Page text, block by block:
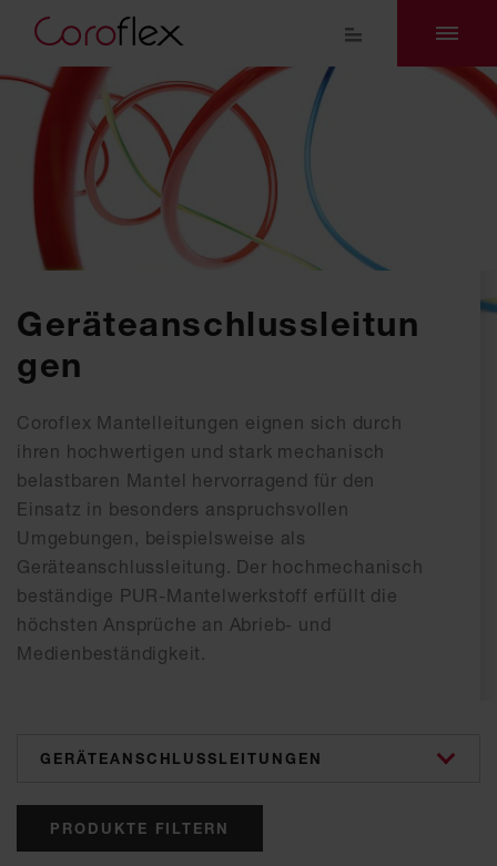
Geräteanschlussleitun
gen
Coroflex Mantelleitungen eignen sich durch
ihren hochwertigen und stark mechanisch
belastbaren Mantel hervorragend für den
Einsatz in besonders anspruchsvollen
Umgebungen, beispielsweise als
Geräteanschlussleitung. Der hochmechanisch
beständige PUR-Mantelwerkstoff erfüllt die
höchsten Ansprüche an Abrieb- und
Medienbeständigkeit.
categories
PRODUKTE FILTERN